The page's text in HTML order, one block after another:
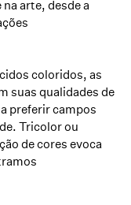
arte, desde a
coloridos, as
suas qualidades de
preferir campos
Tricolor ou
de cores evoca